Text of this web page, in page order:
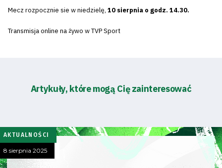
Mecz rozpocznie sie w niedzielę, 10 sierpnia o godz. 14.30.
Transmisja online na żywo w TVP Sport
Artykuły, które mogą Cię zainteresować
AKTUALNOŚCI
8 sierpnia 2025